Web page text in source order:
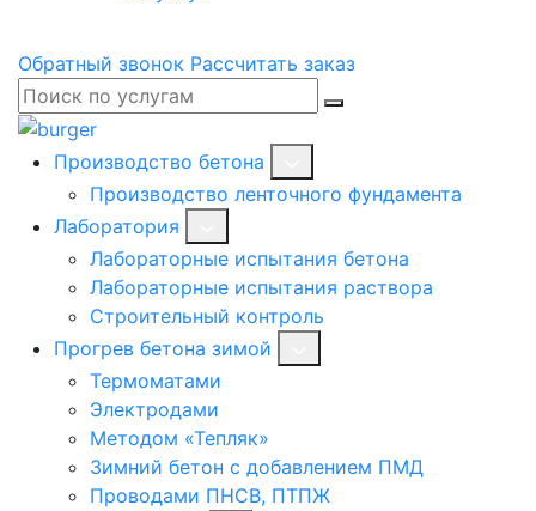
Обратный звонок Рассчитать заказ
Производство бетона
Производство ленточного фундамента
Лаборатория
Лабораторные испытания бетона
Лабораторные испытания раствора
Строительный контроль
Прогрев бетона зимой
Термоматами
Электродами
Методом «Тепляк»
Зимний бетон с добавлением ПМД
Проводами ПНСВ, ПТПЖ